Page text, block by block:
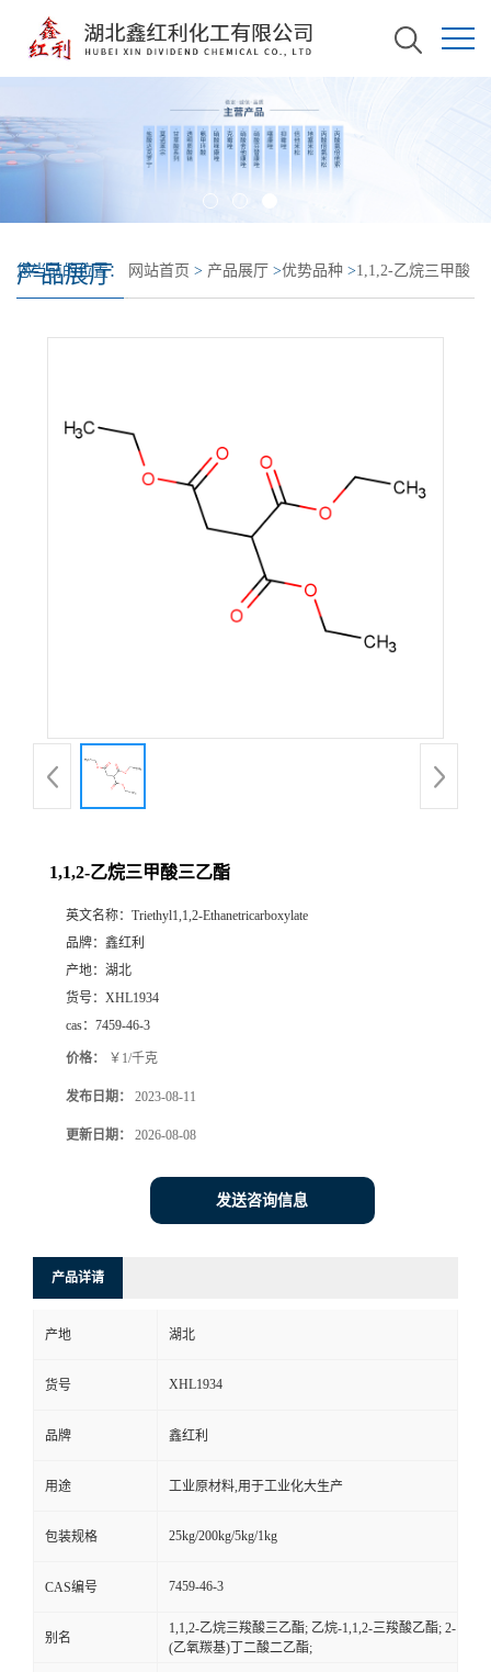
产品展厅
您当前的位置： 网站首页 > 产品展厅 >优势品种 >1,1,2-乙烷三甲酸
1,1,2-乙烷三甲酸三乙酯
英文名称： Triethyl1,1,2-Ethanetricarboxylate
品牌： 鑫红利
产地： 湖北
货号： XHL1934
cas： 7459-46-3
价格： ￥1/千克
发布日期： 2023-08-11
更新日期： 2026-08-08
发送咨询信息
产品详请
产地 湖北
货号 XHL1934
品牌 鑫红利
用途 工业原材料,用于工业化大生产
包装规格 25kg/200kg/5kg/1kg
CAS编号 7459-46-3
别名
1,1,2-乙烷三羧酸三乙酯; 乙烷-1,1,2-三羧酸乙酯; 2-
(乙氧羰基)丁二酸二乙酯;